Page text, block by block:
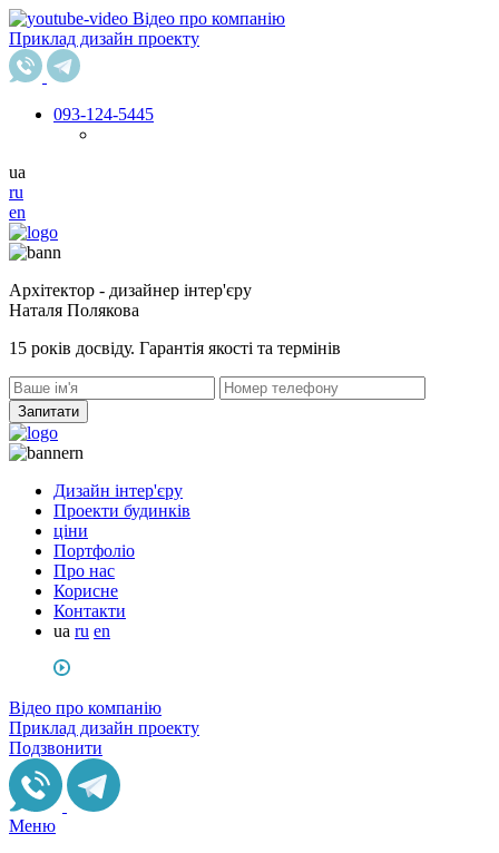
Відео про компанію
Приклад дизайн проекту
093-124-5445
ua
ru
en
Архітектор - дизайнер інтер'єру
Наталя Полякова
15 років досвіду. Гарантія якості та термінів
Запитати
Дизайн інтер'єру
Проекти будинків
ціни
Портфоліо
Про нас
Корисне
Контакти
ua ru en
Відео про компанію
Приклад дизайн проекту
Подзвонити
Меню